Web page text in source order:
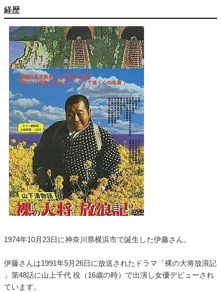
経歴
1974年10月23日に神奈川県横浜市で誕生した伊藤さん。
伊藤さんは1991年5月26日に放送されたドラマ「裸の大将放浪記
」第48話に山上千代 役（16歳の時）で出演し女優デビューされ
ています。